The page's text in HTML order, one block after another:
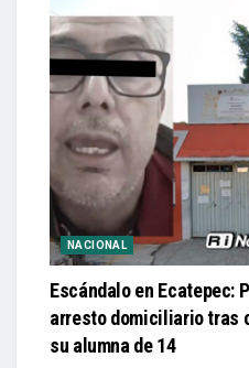
NACIONAL
Escándalo en Ecatepec:
arresto domiciliario tras
su alumna de 14